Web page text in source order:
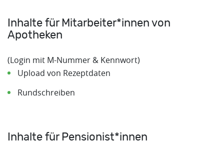
Inhalte für Mitarbeiter*innen von
Apotheken
(Login mit M-Nummer & Kennwort)
Upload von Rezeptdaten
Rundschreiben
Inhalte für Pensionist*innen